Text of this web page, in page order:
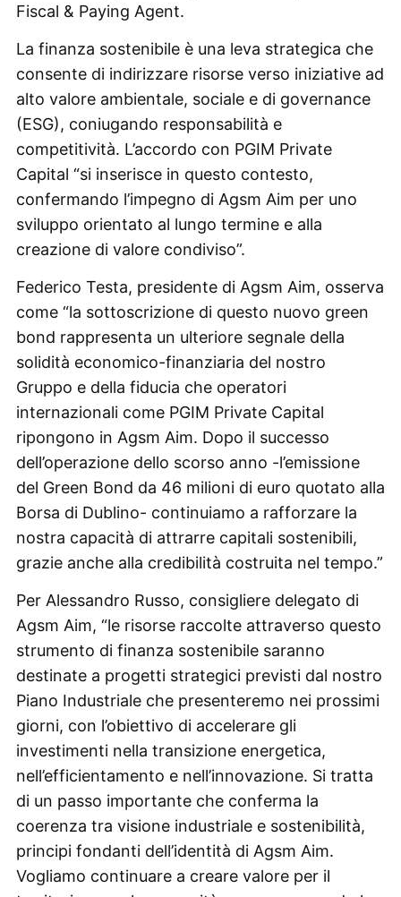
Fiscal & Paying Agent.
La finanza sostenibile è una leva strategica che
consente di indirizzare risorse verso iniziative ad
alto valore ambientale, sociale e di governance
(ESG), coniugando responsabilità e
competitività. L’accordo con PGIM Private
Capital “si inserisce in questo contesto,
confermando l’impegno di Agsm Aim per uno
sviluppo orientato al lungo termine e alla
creazione di valore condiviso”.
Federico Testa, presidente di Agsm Aim, osserva
come “la sottoscrizione di questo nuovo green
bond rappresenta un ulteriore segnale della
solidità economico-finanziaria del nostro
Gruppo e della fiducia che operatori
internazionali come PGIM Private Capital
ripongono in Agsm Aim. Dopo il successo
dell’operazione dello scorso anno -l’emissione
del Green Bond da 46 milioni di euro quotato alla
Borsa di Dublino- continuiamo a rafforzare la
nostra capacità di attrarre capitali sostenibili,
grazie anche alla credibilità costruita nel tempo.”
Per Alessandro Russo, consigliere delegato di
Agsm Aim, “le risorse raccolte attraverso questo
strumento di finanza sostenibile saranno
destinate a progetti strategici previsti dal nostro
Piano Industriale che presenteremo nei prossimi
giorni, con l’obiettivo di accelerare gli
investimenti nella transizione energetica,
nell’efficientamento e nell’innovazione. Si tratta
di un passo importante che conferma la
coerenza tra visione industriale e sostenibilità,
principi fondanti dell’identità di Agsm Aim.
Vogliamo continuare a creare valore per il